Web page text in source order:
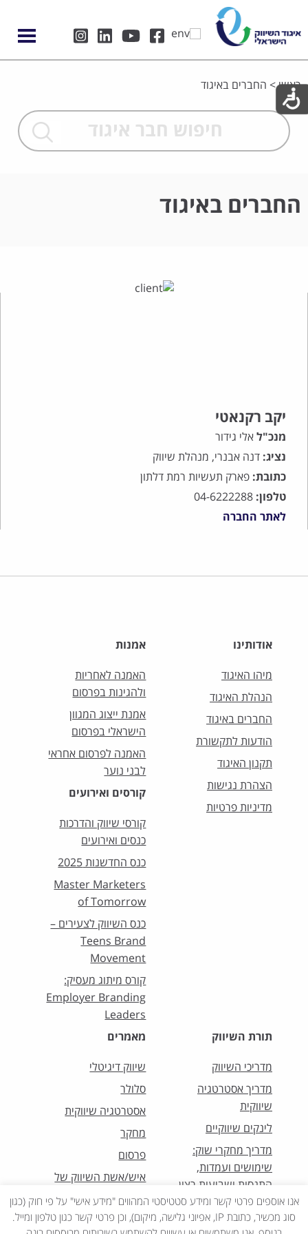
ראשי> החברים באיגוד
החברים באיגוד
יקב רקנאטי
מנכ"ל אלי גידור
נציג: דנה אבנרי, מנהלת שיווק
כתובת: פארק תעשיות רמת דלתון
טלפון: 04-6222288
לאתר החברה
אודותינו
מיהו האיגוד
הנהלת האיגוד
החברים באיגוד
הודעות לתקשורת
תקנון האיגוד
הצהרת נגישות
מדיניות פרטיות
אמנות
האמנה לאחריות
ולהגינות בפרסום
אמנת ייצוג המגוון
הישראלי בפרסום
האמנה לפרסום אחראי
לבני נוער
קורסים ואירועים
קורסי שיווק והדרכות
כנסים ואירועים
כנס החדשנות 2025
Master Marketers
of Tomorrow
כנס השיווק לצעירים –
Teens Brand
Movement
קורס מיתוג מעסיק:
Employer Branding
Leaders
תורת השיווק
מדריכי השיווק
מדריך אסטרטגיה
שיווקית
לינקים שיווקיים
מדריך מחקרי שוק:
שימושים ועמדות,
התנסות ושביעות רצון
מאמרים
שיווק דיגיטלי
סלולר
אסטרטגיה שיווקית
מחקר
פרסום
איש/אשת השיווק של
החודש
אנו אוספים פרטי קשר ומידע סטטיסטי המהווים "מידע אישי" על פי חוק (כגון
סוג מכשיר, כתובת IP, אפיוני גלישה, מיקום), וכן פרטי קשר כגון טלפון ומייל.